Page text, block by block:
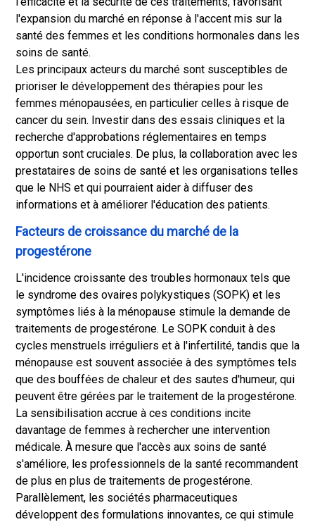
l'expansion du marché en réponse à l'accent mis sur la
santé des femmes et les conditions hormonales dans les
soins de santé.
Les principaux acteurs du marché sont susceptibles de
prioriser le développement des thérapies pour les
femmes ménopausées, en particulier celles à risque de
cancer du sein. Investir dans des essais cliniques et la
recherche d'approbations réglementaires en temps
opportun sont cruciales. De plus, la collaboration avec les
prestataires de soins de santé et les organisations telles
que le NHS et qui pourraient aider à diffuser des
informations et à améliorer l'éducation des patients.
Facteurs de croissance du marché de la
progestérone
L'incidence croissante des troubles hormonaux tels que
le syndrome des ovaires polykystiques (SOPK) et les
symptômes liés à la ménopause stimule la demande de
traitements de progestérone. Le SOPK conduit à des
cycles menstruels irréguliers et à l'infertilité, tandis que la
ménopause est souvent associée à des symptômes tels
que des bouffées de chaleur et des sautes d'humeur, qui
peuvent être gérées par le traitement de la progestérone.
La sensibilisation accrue à ces conditions incite
davantage de femmes à rechercher une intervention
médicale. À mesure que l'accès aux soins de santé
s'améliore, les professionnels de la santé recommandent
de plus en plus de traitements de progestérone.
Parallèlement, les sociétés pharmaceutiques
développent des formulations innovantes, ce qui stimule